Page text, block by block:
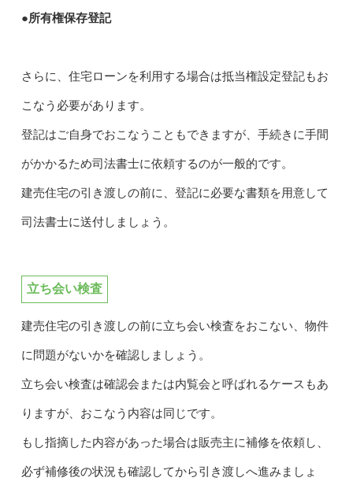
●所有権保存登記
さらに、住宅ローンを利用する場合は抵当権設定登記もお
こなう必要があります。
登記はご自身でおこなうこともできますが、手続きに手間
がかかるため司法書士に依頼するのが一般的です。
建売住宅の引き渡しの前に、登記に必要な書類を用意して
司法書士に送付しましょう。
立ち会い検査
建売住宅の引き渡しの前に立ち会い検査をおこない、物件
に問題がないかを確認しましょう。
立ち会い検査は確認会または内覧会と呼ばれるケースもあ
りますが、おこなう内容は同じです。
もし指摘した内容があった場合は販売主に補修を依頼し、
必ず補修後の状況も確認してから引き渡しへ進みましょ